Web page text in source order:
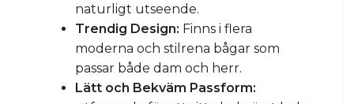
naturligt utseende.
Trendig Design: Finns i flera
moderna och stilrena bågar som
passar både dam och herr.
Lätt och Bekväm Passform: